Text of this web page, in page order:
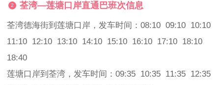
2 荃湾—莲塘口岸直通巴班次信息
荃湾德海街到莲塘口岸，发车时间：08:10 09:10 10:10
11:10 12:10 13:10 14:10 15:10 16:10 17:10 18:10
18:40
莲塘口岸到荃湾，发车时间：09:35 10:35 11:35 12:35